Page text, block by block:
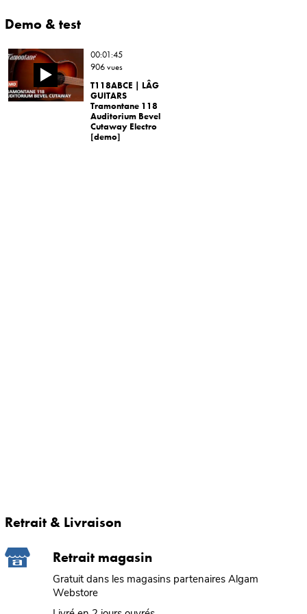
Demo & test
00:01:45
906 vues
T118ABCE | LÂG
GUITARS
Tramontane 118
Auditorium Bevel
Cutaway Electro
[demo]
Retrait & Livraison
Retrait magasin
Gratuit dans les magasins partenaires Algam
Webstore